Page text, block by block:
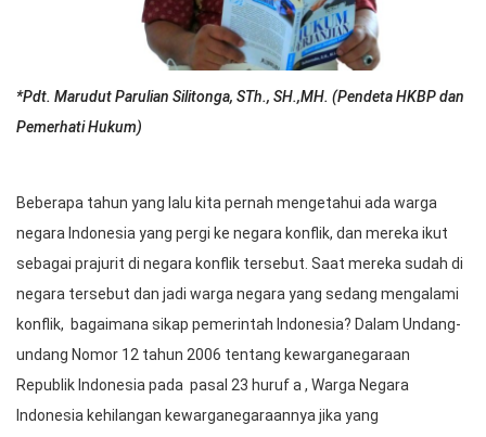
*Pdt. Marudut Parulian Silitonga, STh., SH.,MH. (Pendeta HKBP dan
Pemerhati Hukum)
Beberapa tahun yang lalu kita pernah mengetahui ada warga
negara Indonesia yang pergi ke negara konflik, dan mereka ikut
sebagai prajurit di negara konflik tersebut. Saat mereka sudah di
negara tersebut dan jadi warga negara yang sedang mengalami
konflik, bagaimana sikap pemerintah Indonesia? Dalam Undang-
undang Nomor 12 tahun 2006 tentang kewarganegaraan
Republik Indonesia pada pasal 23 huruf a , Warga Negara
Indonesia kehilangan kewarganegaraannya jika yang